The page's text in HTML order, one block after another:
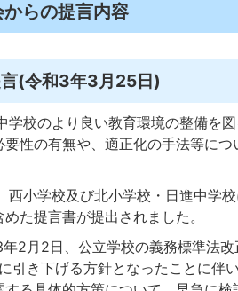
らの提言内容
(令和3年3月25日)
校のより良い教育環境の整備を
性の有無や、適正化の手法等につ
小学校及び北小学校・日進中学
た提言書が提出されました。
2月2日、公立学校の義務標準法改
引き下げる方針となったことに伴